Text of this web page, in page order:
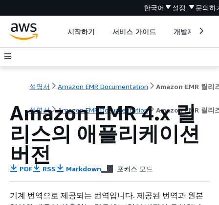
한국어 설정 문의하
시작하기 서비스 가이드 개발자 도구
설명서 Amazon EMR Documentation
설명서 Amazon EMR Documentation Amazon EMR 릴리
Amazon EMR 4.x 릴
리스의 애플리케이션
버전
PDF RSS Markdown 포커스 모드
기계 번역으로 제공되는 번역입니다. 제공된 번역과 원본